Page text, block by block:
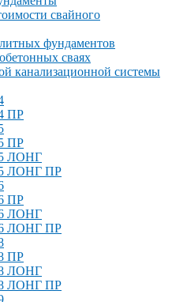
свайного
фундаментов
сваях
канализационной системы
ПР
ПР
5 ЛОНГ
5 ЛОНГ ПР
ПР
6 ЛОНГ
6 ЛОНГ ПР
ПР
8 ЛОНГ
8 ЛОНГ ПР